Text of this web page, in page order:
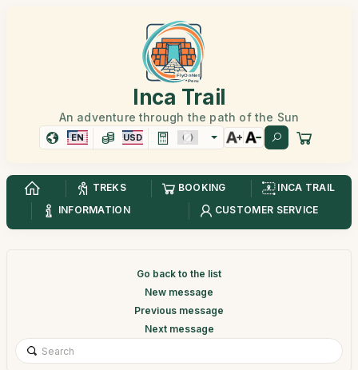
Inca Trail
An adventure through the path of the Sun
EN USD
TREKS BOOKING
INCA TRAIL
INFORMATION
CUSTOMER SERVICE
Go back to the list
New message
Previous message
Next message